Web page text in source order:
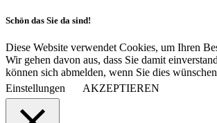
Schön das Sie da sind!
Diese Website verwendet Cookies, um Ihren
Wir gehen davon aus, dass Sie damit
können sich abmelden, wenn Sie dies
Einstellungen
AKZEPTIEREN